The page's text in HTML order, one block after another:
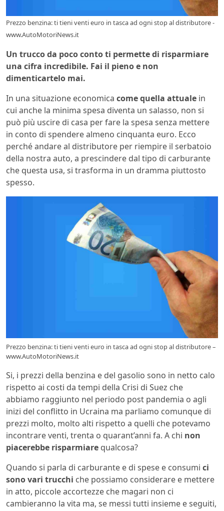
Prezzo benzina: ti tieni venti euro in tasca ad ogni stop al distributore -
www.AutoMotoriNews.it
Un trucco da poco conto ti permette di risparmiare
una cifra incredibile. Fai il pieno e non
dimenticartelo mai.
In una situazione economica come quella attuale in
cui anche la minima spesa diventa un salasso, non si
può più uscire di casa per fare la spesa senza mettere
in conto di spendere almeno cinquanta euro. Ecco
perché andare al distributore per riempire il serbatoio
della nostra auto, a prescindere dal tipo di carburante
che questa usa, si trasforma in un dramma piuttosto
spesso.
Prezzo benzina: ti tieni venti euro in tasca ad ogni stop al distributore –
www.AutoMotoriNews.it
Si, i prezzi della benzina e del gasolio sono in netto calo
rispetto ai costi da tempi della Crisi di Suez che
abbiamo raggiunto nel periodo post pandemia o agli
inizi del conflitto in Ucraina ma parliamo comunque di
prezzi molto, molto alti rispetto a quelli che potevamo
incontrare venti, trenta o quarant’anni fa. A chi non
piacerebbe risparmiare qualcosa?
Quando si parla di carburante e di spese e consumi ci
sono vari trucchi che possiamo considerare e mettere
in atto, piccole accortezze che magari non ci
cambieranno la vita ma, se messi tutti insieme e seguiti,